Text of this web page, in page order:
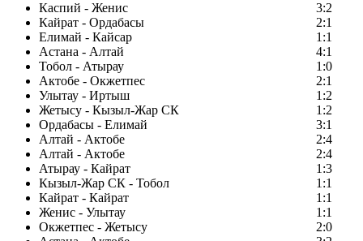
Каспий - Женис
3:2
Кайрат - Ордабасы
2:1
Елимай - Кайсар
1:1
Астана - Алтай
4:1
Тобол - Атырау
1:0
Актобе - Окжетпес
2:1
Улытау - Иртыш
1:2
Жетысу - Кызыл-Жар СК
1:2
Ордабасы - Елимай
3:1
Алтай - Актобе
2:4
Алтай - Актобе
2:4
Атырау - Кайрат
1:3
Кызыл-Жар СК - Тобол
1:1
Кайрат - Кайрат
1:1
Женис - Улытау
1:1
Окжетпес - Жетысу
2:0